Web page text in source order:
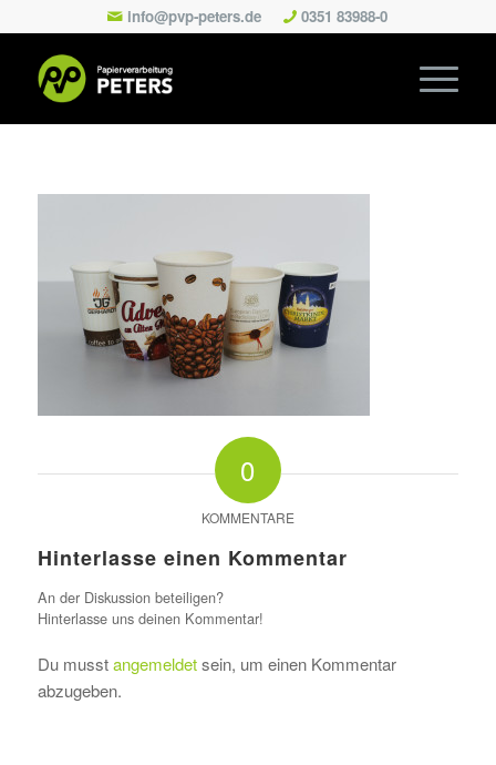
info@pvp-peters.de 0351 83988-0
0
KOMMENTARE
Hinterlasse einen Kommentar
An der Diskussion beteiligen?
Hinterlasse uns deinen Kommentar!
Du musstangemeldetsein, um einen Kommentar
abzugeben.